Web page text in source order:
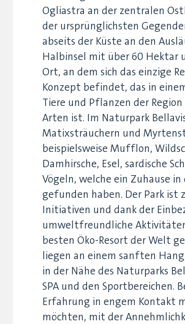
Ogliastra an der zentralen
der ursprünglichsten
abseits der Küste an den
Halbinsel mit über 60 Hektar
Ort, an dem sich das einzige
Konzept befindet, das in
Tiere und Pflanzen der
Arten ist. Im Naturpark
Matixsträuchern und
beispielsweise Mufflon,
Damhirsche, Esel, sardische
Vögeln, welche ein Zuhause
gefunden haben. Der Park ist
Initiativen und dank der
umweltfreundliche
besten Öko-Resort der Welt
liegen an einem sanften
in der Nähe des Naturparks
SPA und den Sportbereichen.
Erfahrung in engem Kontakt
möchten, mit der